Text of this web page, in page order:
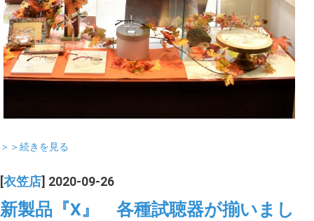
＞＞続きを見る
衣笠店 ] 2020-09-26
新製品『X』 各種試聴器が揃いまし